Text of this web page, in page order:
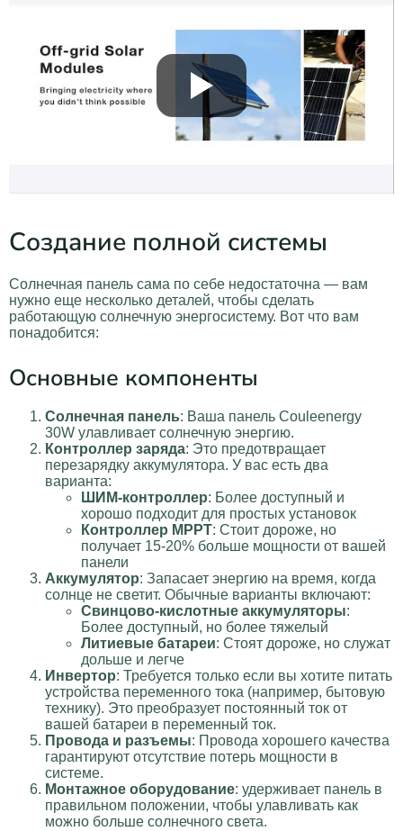
Создание полной системы
Солнечная панель сама по себе недостаточна — вам
нужно еще несколько деталей, чтобы сделать
работающую солнечную энергосистему. Вот что вам
понадобится:
Основные компоненты
Солнечная панель: Ваша панель Couleenergy
30W улавливает солнечную энергию.
Контроллер заряда: Это предотвращает
перезарядку аккумулятора. У вас есть два
варианта:
ШИМ-контроллер: Более доступный и
хорошо подходит для простых установок
Контроллер MPPT: Стоит дороже, но
получает 15-20% больше мощности от вашей
панели
Аккумулятор: Запасает энергию на время, когда
солнце не светит. Обычные варианты включают:
Свинцово-кислотные аккумуляторы:
Более доступный, но более тяжелый
Литиевые батареи: Стоят дороже, но служат
дольше и легче
Инвертор: Требуется только если вы хотите питать
устройства переменного тока (например, бытовую
технику). Это преобразует постоянный ток от
вашей батареи в переменный ток.
Провода и разъемы: Провода хорошего качества
гарантируют отсутствие потерь мощности в
системе.
Монтажное оборудование: удерживает панель в
правильном положении, чтобы улавливать как
можно больше солнечного света.